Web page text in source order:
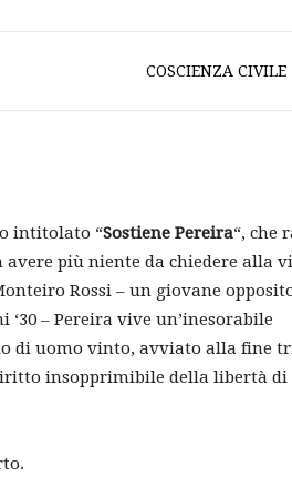
COSCIENZA CIVILE
intitolato “Sostiene Pereira“, che
più niente da chiedere alla
Rossi – un giovane
– Pereira vive un’inesorabile
di uomo vinto, avviato alla fine
insopprimibile della libertà di